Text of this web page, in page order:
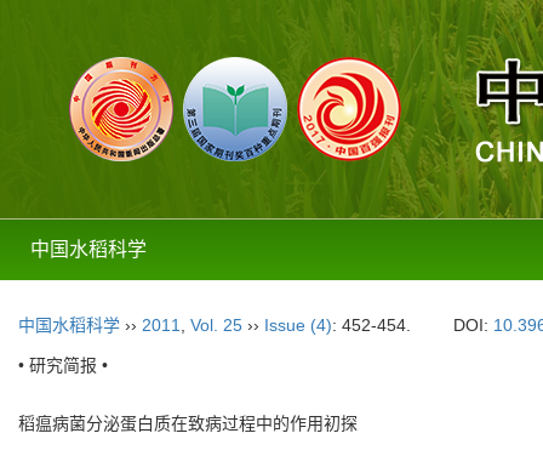
中国水稻科学
中国水稻科学 ›› 2011 Vol. 25 ›› Issue (4): 452-454. DOI:
• 研究简报 •
稻瘟病菌分泌蛋白质在致病过程中的作用初探